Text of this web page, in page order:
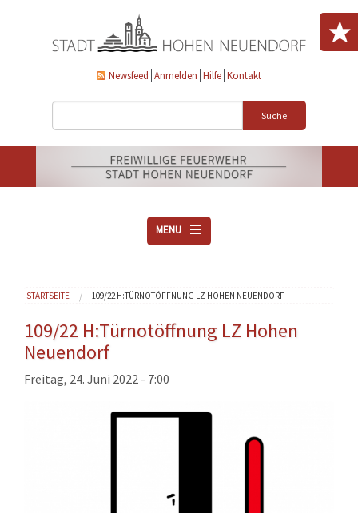
Newsfeed Anmelden Hilfe Kontakt
Suche
MENU
VEREINE
AKTUELLES
KONTAKT
Sie sind hier
STARTSEITE 109/22 H:TÜRNOTÖFFNUNG LZ HOHEN NEUENDORF
109/22 H:Türnotöffnung LZ Hohen
Neuendorf
Freitag, 24. Juni 2022 - 7:00